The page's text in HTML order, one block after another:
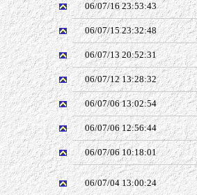
06/07/16 23:53:43
06/07/15 23:32:48
06/07/13 20:52:31
06/07/12 13:28:32
06/07/06 13:02:54
06/07/06 12:56:44
06/07/06 10:18:01
06/07/04 13:00:24